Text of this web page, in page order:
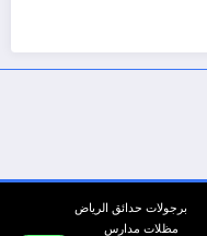
برجولات حدائق الرياض
مظلات مدارس